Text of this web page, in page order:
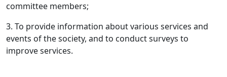
committee members;
3. To provide information about various services and
events of the society, and to conduct surveys to
improve services.